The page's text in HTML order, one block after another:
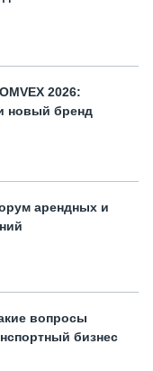
2026:
новый бренд
арендных и
вопросы
бизнес